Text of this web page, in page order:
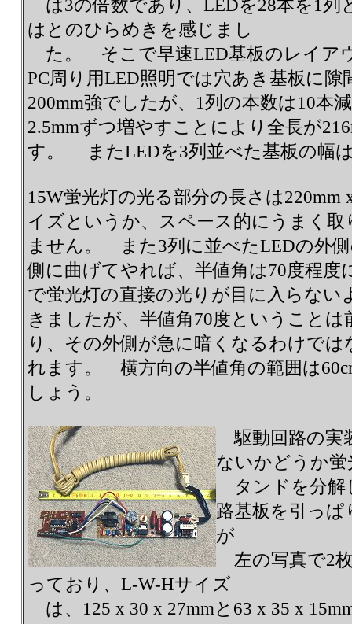
は3の倍数であり、LEDを28本を1列
はとのひらめきを感じまし
た。 そこで早速LED基板のレイア
PC周り用LED照明では穴あき基板に隙
200mm強でしたが、1列の本数は10本
2.5mmずつ増やすことにより全長が
す。 またLEDを3列並べた基板の幅
15W蛍光灯の光る部分の長さは
イズというか、スペース的にうまく
ません。 また3列に並べたLEDの外
側に曲げてやれば、半値角は70度程
で蛍光灯の直接の光りが目に入らない
きましたが、半値角70度ということは
り、その外側が急に暗くなるわけで
れます。 横方向の半値角の範囲は
しょう。
駆動回路の実
ないかどうか蛍
タンドを分解
路基板を引っぱ
が
左の写真で2
っており、L-W-Hサイズ
は、125 x 30 x 27mmと63 x 35 x